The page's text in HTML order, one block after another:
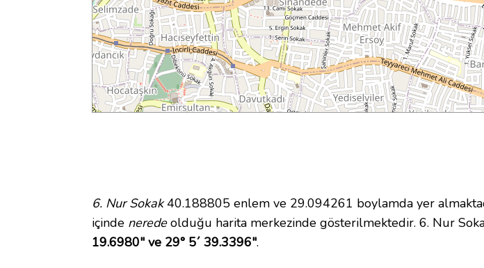
6. Nur Sokak40.188805 enlem ve 29.094261 boylamda yer
içinde neredeolduğu harita merkezinde gösterilmektedir. 6. Nur
19.6980" ve 29° 5´ 39.3396".